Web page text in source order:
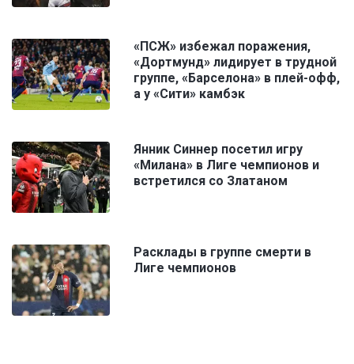
«ПСЖ» избежал поражения,
«Дортмунд» лидирует в трудной
группе, «Барселона» в плей-офф,
а у «Сити» камбэк
Янник Синнер посетил игру
«Милана» в Лиге чемпионов и
встретился со Златаном
Расклады в группе смерти в
Лиге чемпионов